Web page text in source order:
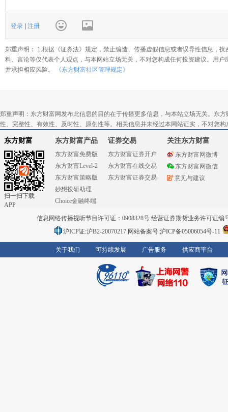
登录 注册
郑重声明： 1.根据《证券法》规定，禁止编造、传播虚假信息或者误导性信息，
料、言论等仅代表个人观点，与本网站立场无关，不对您构成任何投资建议。用
并承担相应风险。
《东方财富社区管理规定》
郑重声明：东方财富网发布此信息的目的在于传播更多信息，与本站立场无关。东
性、完整性、有效性、及时性、原创性等。相关信息并未经过本网站证实，不对您
东方财富
扫一扫下载
APP
东方财富产品
东方财富免费版
东方财富Level-2
东方财富策略版
妙想投研助理
Choice金融终端
证券交易
东方财富证券开户
东方财富在线交易
东方财富证券交易
关注东方财富
东方财富网微博
东方财富网微信
意见与建议
信息网络传播视听节目许可证：0908328号 经营证券期货业务许可证编
沪ICP证:沪B2-20070217 网站备案号:沪ICP备05006054号-11
关于我们 可持续发展 广告服务 供应商平台